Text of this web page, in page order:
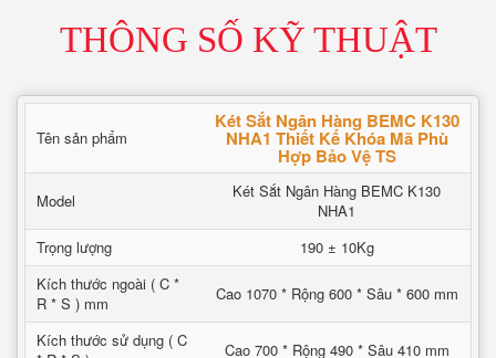
THÔNG SỐ KỸ THUẬT
Tên sản phẩm
Két Sắt Ngân Hàng BEMC K130
NHA1 Thiết Kế Khóa Mã Phù
Hợp Bảo Vệ TS
Model
Két Sắt Ngân Hàng BEMC K130
NHA1
Trọng lượng
190 ± 10Kg
Kích thước ngoài ( C *
R * S ) mm
Cao 1070 * Rộng 600 * Sâu * 600 mm
Kích thước sử dụng ( C
Cao 700 * Rộng 490 * Sâu 410 mm